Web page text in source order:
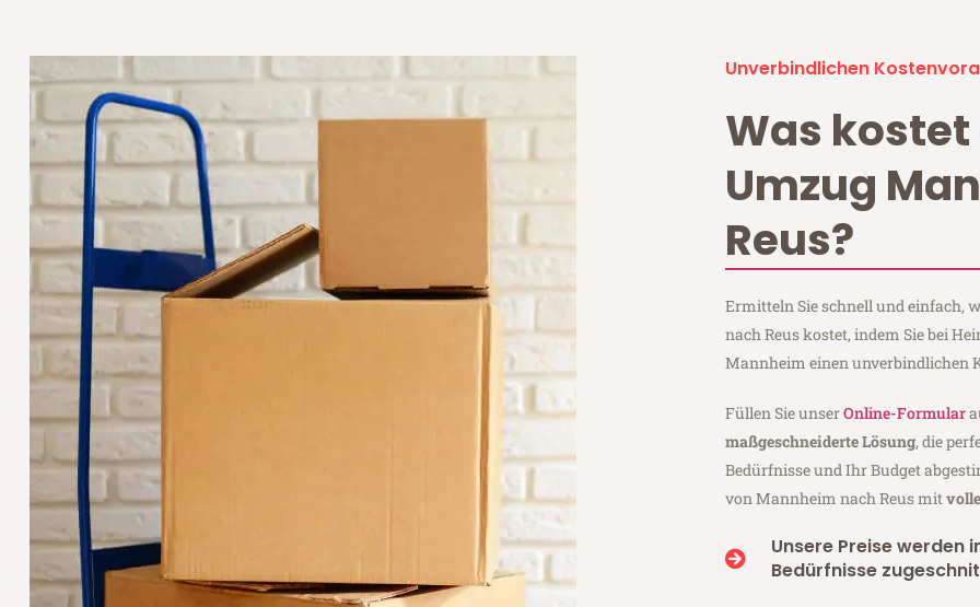
Unverbindlichen
Was kostet
Umzug
Reus?
Ermitteln Sie schnell und einfach,
nach Reus kostet, indem Sie bei
Mannheim einen unverbindlichen
Füllen Sie unserOnline-Formular
maßgeschneiderte Lösung, die
Bedürfnisse und Ihr Budget
von Mannheim nach Reus mit
Unsere Preise werden
Bedürfnisse